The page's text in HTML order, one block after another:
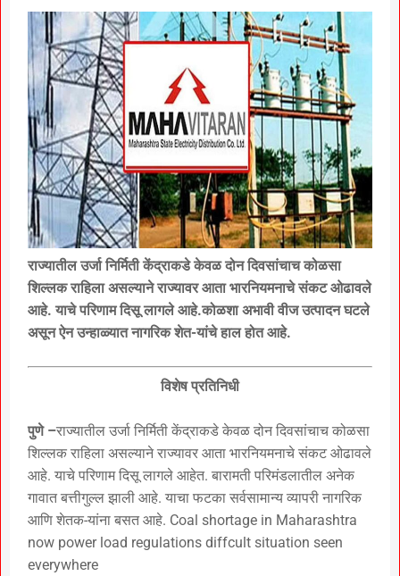
राज्यातील उर्जा निर्मिती केंद्राकडे केवळ दोन दिवसांचाच कोळसा
शिल्लक राहिला असल्याने राज्यावर आता भारनियमनाचे संकट ओढावले
आहे. याचे परिणाम दिसू लागले आहे.कोळशा अभावी वीज उत्पादन घटले
असून ऐन उन्हाळ्यात नागरिक शेत-यांचे हाल होत आहे.
विशेष प्रतिनिधी
पुणे –राज्यातील उर्जा निर्मिती केंद्राकडे केवळ दोन दिवसांचाच कोळसा
शिल्लक राहिला असल्याने राज्यावर आता भारनियमनाचे संकट ओढावले
आहे. याचे परिणाम दिसू लागले आहेत. बारामती परिमंडलातील अनेक
गावात बत्तीगुल्ल झाली आहे. याचा फटका सर्वसामान्य व्यापरी नागरिक
आणि शेतक-यांना बसत आहे. Coal shortage in Maharashtra
now power load regulations diffcult situation seen
everywhere